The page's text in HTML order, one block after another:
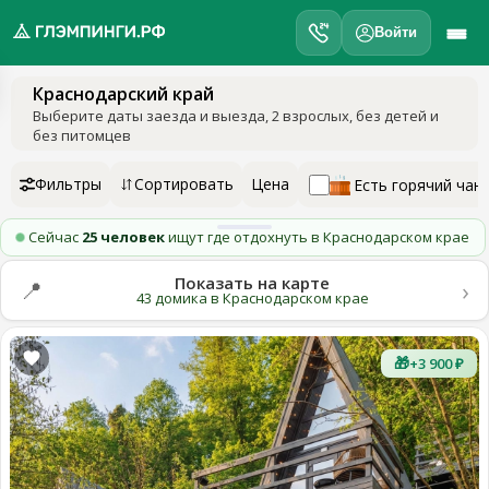
Войти
Подарочные
сертификаты
Краснодарский край
Выберите даты заезда и выезда, 2 взрослых, без детей и
без питомцев
Фильтры Сортировать Цена Есть горячий чан
Сейчас 25 человекищут где отдохнуть в Краснодарском крае
📍 Показать на карте
43 домика в Краснодарском крае ›
🎁+3 900 ₽